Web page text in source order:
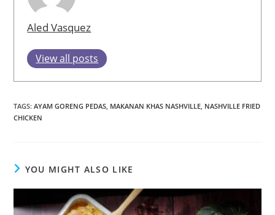
Aled Vasquez
View all posts
TAGS:AYAM GORENG PEDAS, MAKANAN KHAS NASHVILLE, NASHVILLE FRIED
CHICKEN
YOU MIGHT ALSO LIKE